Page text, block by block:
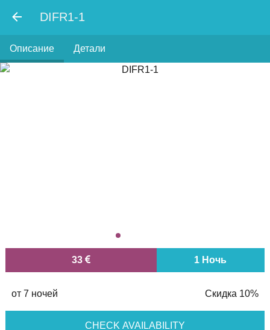
DIFR1-1
Описание Детали
33 1 Ночь
от 7 ночей Скидка 10%
CHECK AVAILABILITY